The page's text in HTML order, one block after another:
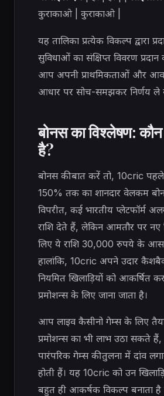
कुराकाओ | कुराकाओ |
यह तालिका प्रत्येक विकल्प द्वारा
सुविधाओं का संक्षिप्त विवरण
आप अपनी प्राथमिकताओं और
आधार पर सोच-समझकर निर्णय ले
बोनस का विश्लेषण:
है?
बोनस की बात करें तो, 10cric पहले
150% तक का शानदार वेलकम
विपरीत, कई भारतीय प्लेटफॉर्म
राशि देते हैं, लेकिन आमतौर पर नए
लिए ये राशि 30,000 रुपये के
हालांकि, 10cric अपने उदार
नियमित खिलाड़ियों को आकर्षित
प्रमोशन्स के लिए जाना जाता है।
आप लाइव कैसीनो गेम्स के लिए
प्रमोशन्स का भी लाभ उठा सकते
पारंपरिक गेम्स की तुलना में दांव
होती हैं। यह 10cric को उन
बहुत ही आकर्षक विकल्प बनाता